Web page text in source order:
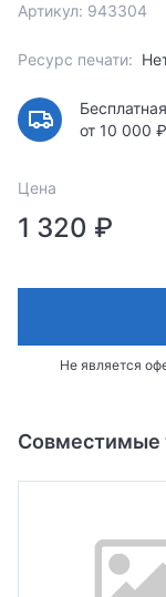
Артикул: 943304
Ресурс печати:
от 10 000 ₽
Цена
1 320 ₽
Не является
Совместимые